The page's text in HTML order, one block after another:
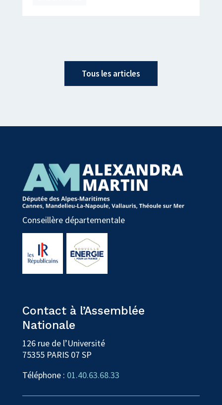
Tous les articles
Conseillère départementale
Contact à l’Assemblée
Nationale
126 rue de l’Université
75355 PARIS 07 SP
Téléphone : 01.40.63.68.33